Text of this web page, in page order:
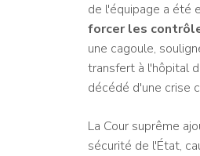
de l'équipage a été
forcer les
une cagoule,
transfert à l'hôpital
décédé d'une crise
La Cour suprême
sécurité de l'État,